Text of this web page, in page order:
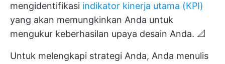
mengidentifikasi indikator kinerja utama (KPI)
yang akan memungkinkan Anda untuk
mengukur keberhasilan upaya desain Anda. 📐
Untuk melengkapi strategi Anda, Anda menulis